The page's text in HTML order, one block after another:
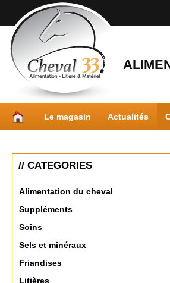
Le magasin Actualités
// CATEGORIES
Alimentation du cheval
Suppléments
Soins
Sels et minéraux
Friandises
Litières